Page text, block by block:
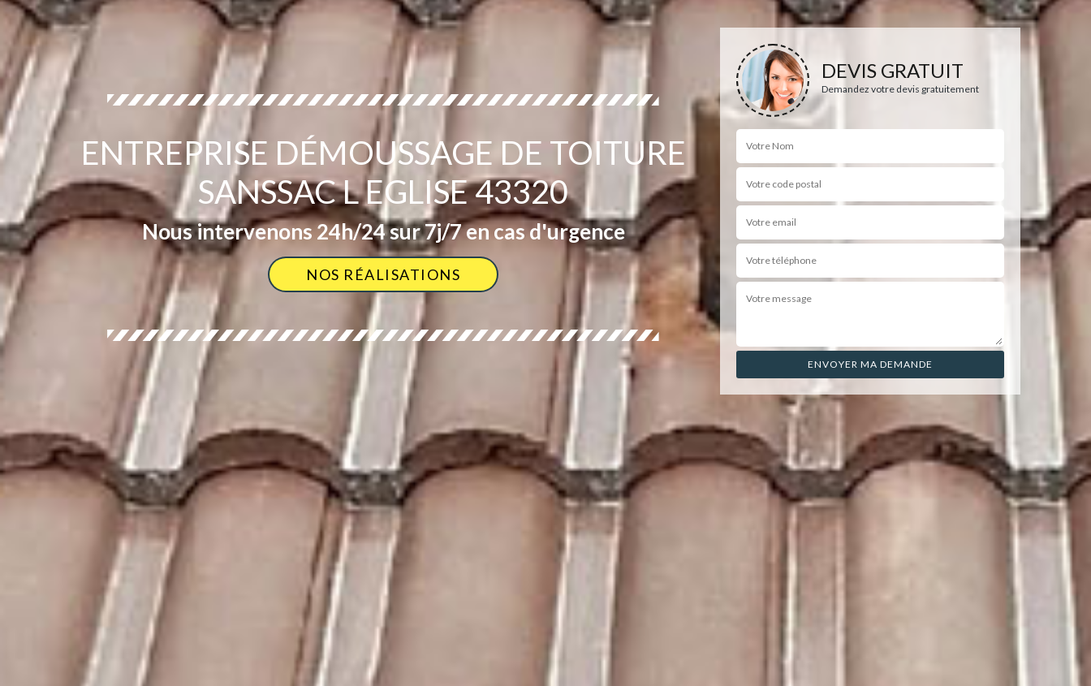
ENTREPRISE DÉMOUSSAGE DE TOITURE
SANSSAC L EGLISE 43320
Nous intervenons 24h/24 sur 7j/7 en cas d'urgence
NOS RÉALISATIONS
DEVIS GRATUIT
Demandez votre devis gratuitement